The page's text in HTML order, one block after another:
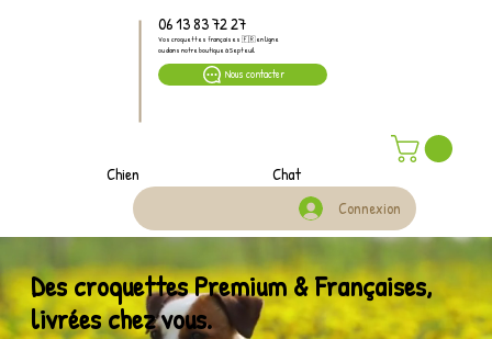
Chien
Connexion
Chat
06 13 83 72 27
Vos croquettes françaises 🇫🇷 en ligne
ou dans notre boutique à Septeuil
Nous contacter
Des croquettes Premium & Françaises,
livrées chez vous.